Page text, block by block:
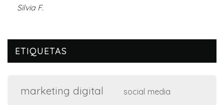
Silvia F.
ETIQUETAS
marketing digital social media